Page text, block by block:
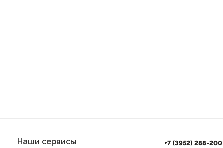
Наши сервисы +7 (3952) 288-200